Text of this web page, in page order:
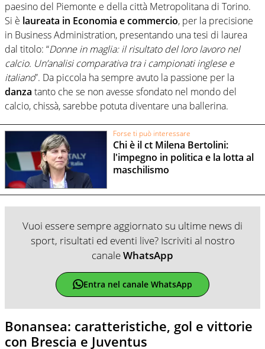
paesino del Piemonte e della città Metropolitana di Torino.
Si è laureata in Economia e commercio, per la precisione
in Business Administration, presentando una tesi di laurea
dal titolo: “Donne in maglia: il risultato del loro lavoro nel
calcio. Un’analisi comparativa tra i campionati inglese e
italiano”. Da piccola ha sempre avuto la passione per la
danza tanto che se non avesse sfondato nel mondo del
calcio, chissà, sarebbe potuta diventare una ballerina.
Forse ti può interessare
Chi è il ct Milena Bertolini:
l'impegno in politica e la lotta al
maschilismo
Vuoi essere sempre aggiornato su ultime news di
sport, risultati ed eventi live? Iscriviti al nostro
canaleWhatsApp
Entra nel canale WhatsApp
Bonansea: caratteristiche, gol e vittorie
con Brescia e Juventus